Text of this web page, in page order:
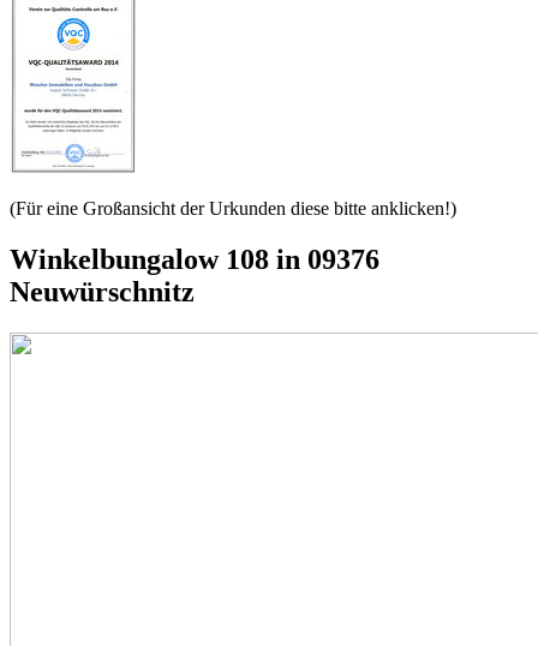
(Für eine Großansicht der Urkunden diese bitte anklicken!)
Winkelbungalow 108 in 09376
Neuwürschnitz